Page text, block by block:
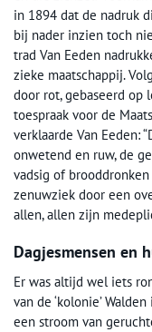
in 1894 dat de nadruk
bij nader inzien toch
trad Van Eeden
zieke maatschappij.
door rot, gebaseerd op
toespraak voor de
verklaarde Van Eeden:
onwetend en ruw, de
vadsig of
zenuwziek door een
allen, allen zijn
Dagjesmensen en
Er was altijd wel iets
van de ‘kolonie’
een stroom van